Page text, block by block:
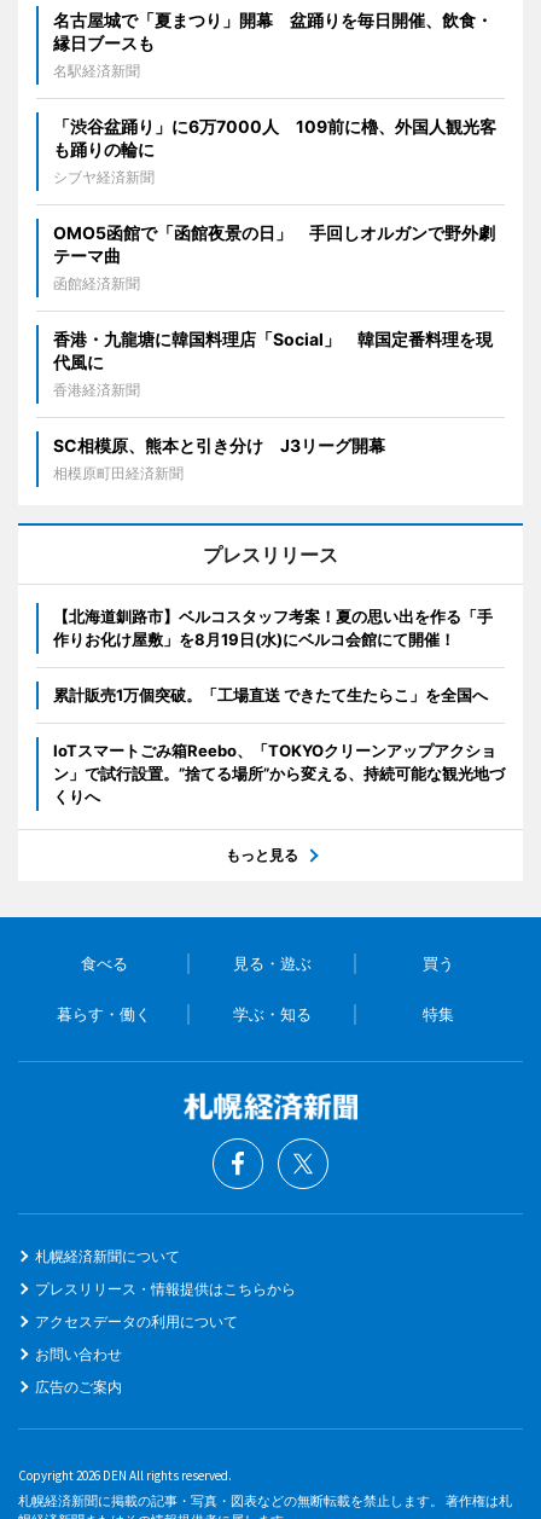
名古屋城で「夏まつり」開幕 盆踊りを毎日開催、飲食・
縁日ブースも
名駅経済新聞
「渋谷盆踊り」に6万7000人 109前に櫓、外国人観光客
も踊りの輪に
シブヤ経済新聞
OMO5函館で「函館夜景の日」 手回しオルガンで野外劇
テーマ曲
函館経済新聞
香港・九龍塘に韓国料理店「Social」 韓国定番料理を現
代風に
香港経済新聞
SC相模原、熊本と引き分け J3リーグ開幕
相模原町田経済新聞
プレスリリース
【北海道釧路市】ベルコスタッフ考案！夏の思い出を作る「手
作りお化け屋敷」を8月19日(水)にベルコ会館にて開催！
累計販売1万個突破。「工場直送 できたて生たらこ」を全国へ
IoTスマートごみ箱Reebo、「TOKYOクリーンアップアクショ
ン」で試行設置。”捨てる場所”から変える、持続可能な観光地づ
くりへ
もっと見る
食べる 見る・遊ぶ 買う
暮らす・働く 学ぶ・知る 特集
札幌経済新聞について
プレスリリース・情報提供はこちらから
アクセスデータの利用について
お問い合わせ
広告のご案内
Copyright 2026 DEN All rights reserved.
札幌経済新聞に掲載の記事・写真・図表などの無断転載を禁止します。 著作権は札